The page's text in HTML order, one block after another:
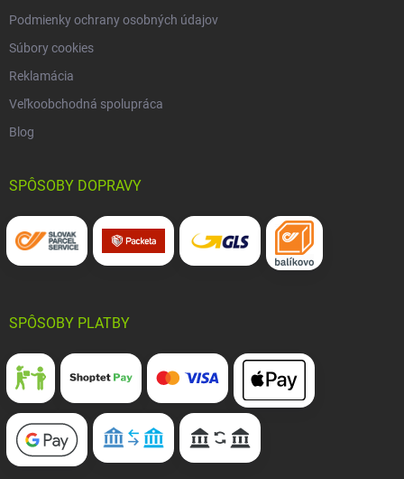
Podmienky ochrany osobných údajov
Súbory cookies
Reklamácia
Veľkoobchodná spolupráca
Blog
SPÔSOBY DOPRAVY
SPÔSOBY PLATBY